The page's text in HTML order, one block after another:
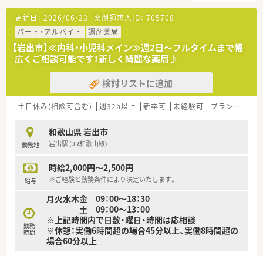
更新日： 2026/06/23 薬剤師求人ID： 705708
パート・アルバイト
調剤薬局
【岩出市】≪内科・小児科メイン≫週2日～フルタイムまで幅
広くご相談可能です！新しく綺麗な薬局♪
検討リストに追加
土日休み(相談可含む) 週32h以上 新卒可 未経験可 ブランク可
勤務地
和歌山県 岩出市
岩出駅 (JR和歌山線)
給与
時給2,000円～2,500円
※ご経験と勤務条件により決定いたします。
勤務
時間
月火水木金 09：00～18：30
土 09：00～13：00
※上記時間内で日数・曜日・時間は応相談
※休憩：実働6時間超の場合45分以上、実働8時間超の
場合60分以上